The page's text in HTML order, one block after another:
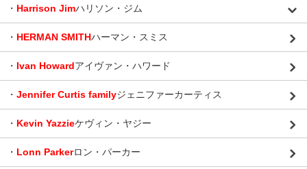
・ Harrison Jimハリソン・ジム
・ HERMAN SMITHハーマン・スミス
・ Ivan Howardアイヴァン・ハワード
・ Jennifer Curtis familyジェニファーカーティス
・ Kevin Yazzieケヴィン・ヤジー
・ Lonn Parkerロン・パーカー